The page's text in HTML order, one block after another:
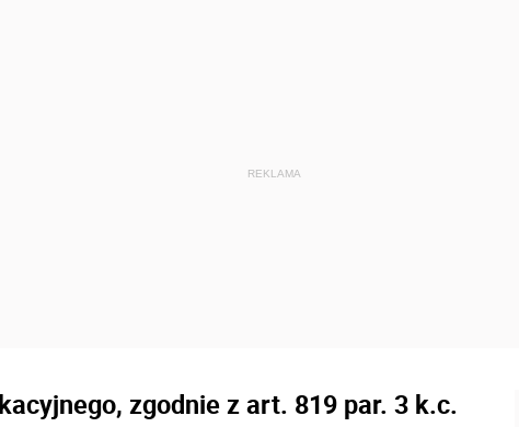
zgodnie z art. 819 par. 3 k.c.